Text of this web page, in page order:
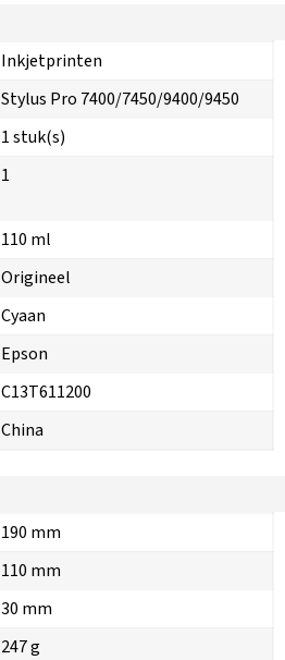
Inkjetprinten
Stylus Pro 7400/7450/9400/9450
1 stuk(s)
1
110 ml
Origineel
Cyaan
Epson
C13T611200
China
190 mm
110 mm
30 mm
247 g